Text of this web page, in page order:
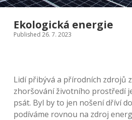
Ekologická energie
Published 26. 7. 2023
Lidí přibývá a přírodních zdrojů
zhoršování životního prostředí
psát. Byl by to jen nošení dříví
podíváme rovnou na zdroj